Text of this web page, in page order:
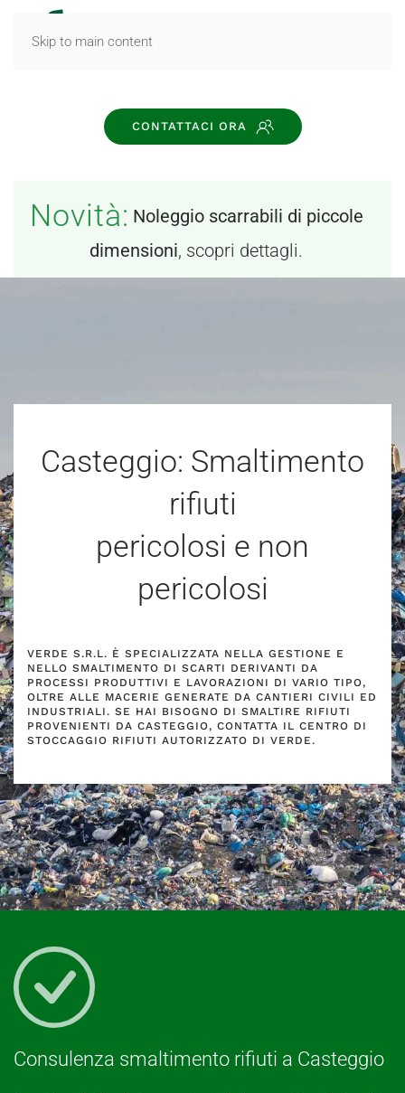
Skip to main content
CONTATTACI ORA
Novità: Noleggio scarrabili di piccole
dimensioni, scopri dettagli.
Casteggio: Smaltimento
rifiuti
pericolosi e non
pericolosi
VERDE S.R.L. È SPECIALIZZATA NELLA GESTIONE E
NELLO SMALTIMENTO DI SCARTI DERIVANTI DA
PROCESSI PRODUTTIVI E LAVORAZIONI DI VARIO TIPO,
OLTRE ALLE MACERIE GENERATE DA CANTIERI CIVILI ED
INDUSTRIALI. SE HAI BISOGNO DI SMALTIRE RIFIUTI
PROVENIENTI DA CASTEGGIO, CONTATTA IL CENTRO DI
STOCCAGGIO RIFIUTI AUTORIZZATO DI VERDE.
Consulenza smaltimento rifiuti a Casteggio